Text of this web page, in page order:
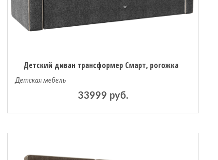
Детский диван трансформер Смарт, рогожка
Детская мебель
33999 руб.